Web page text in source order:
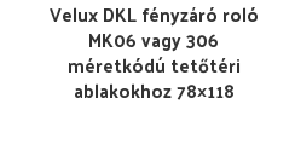
Velux DKL fényzáró roló
MK06 vagy 306
méretkódú tetőtéri
ablakokhoz 78×118